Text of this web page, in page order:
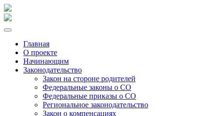
Главная
О проекте
Начинающим
Законодательство
Закон на стороне родителей
Федеральные законы о СО
Федеральные приказы о СО
Региональное законодательство
Закон о компенсациях